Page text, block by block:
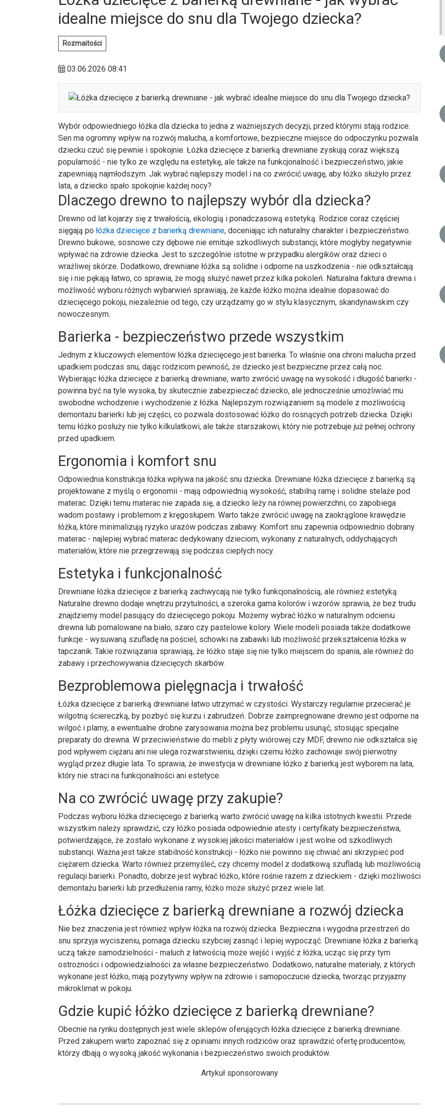
idealne miejsce do snu dla Twojego dziecka?
Rozmaitości
03.06.2026 08:41
Wybór odpowiedniego łóżka dla dziecka to jedna z ważniejszych decyzji, przed którymi stają rodzice.
Sen ma ogromny wpływ na rozwój malucha, a komfortowe, bezpieczne miejsce do odpoczynku pozwala
dziecku czuć się pewnie i spokojnie. Łóżka dziecięce z barierką drewniane zyskują coraz większą
popularność - nie tylko ze względu na estetykę, ale także na funkcjonalność i bezpieczeństwo, jakie
zapewniają najmłodszym. Jak wybrać najlepszy model i na co zwrócić uwagę, aby łóżko służyło przez
lata, a dziecko spało spokojnie każdej nocy?
Dlaczego drewno to najlepszy wybór dla dziecka?
Drewno od lat kojarzy się z trwałością, ekologią i ponadczasową estetyką. Rodzice coraz częściej
sięgają po łóżka dziecięce z barierką drewniane, doceniając ich naturalny charakter i bezpieczeństwo.
Drewno bukowe, sosnowe czy dębowe nie emituje szkodliwych substancji, które mogłyby negatywnie
wpływać na zdrowie dziecka. Jest to szczególnie istotne w przypadku alergików oraz dzieci o
wrażliwej skórze. Dodatkowo, drewniane łóżka są solidne i odporne na uszkodzenia - nie odkształcają
się i nie pękają łatwo, co sprawia, że mogą służyć nawet przez kilka pokoleń. Naturalna faktura drewna i
możliwość wyboru różnych wybarwień sprawiają, że każde łóżko można idealnie dopasować do
dziecięcego pokoju, niezależnie od tego, czy urządzamy go w stylu klasycznym, skandynawskim czy
nowoczesnym.
Barierka - bezpieczeństwo przede wszystkim
Jednym z kluczowych elementów łóżka dziecięcego jest barierka. To właśnie ona chroni malucha przed
upadkiem podczas snu, dając rodzicom pewność, że dziecko jest bezpieczne przez całą noc.
Wybierając łóżka dziecięce z barierką drewniane, warto zwrócić uwagę na wysokość i długość barierki -
powinna być na tyle wysoka, by skutecznie zabezpieczać dziecko, ale jednocześnie umożliwiać mu
swobodne wchodzenie i wychodzenie z łóżka. Najlepszym rozwiązaniem są modele z możliwością
demontażu barierki lub jej części, co pozwala dostosować łóżko do rosnących potrzeb dziecka. Dzięki
temu łóżko posłuży nie tylko kilkulatkowi, ale także starszakowi, który nie potrzebuje już pełnej ochrony
przed upadkiem.
Ergonomia i komfort snu
Odpowiednia konstrukcja łóżka wpływa na jakość snu dziecka. Drewniane łóżka dziecięce z barierką są
projektowane z myślą o ergonomii - mają odpowiednią wysokość, stabilną ramę i solidne stelaże pod
materac. Dzięki temu materac nie zapada się, a dziecko leży na równej powierzchni, co zapobiega
wadom postawy i problemom z kręgosłupem. Warto także zwrócić uwagę na zaokrąglone krawędzie
łóżka, które minimalizują ryzyko urazów podczas zabawy. Komfort snu zapewnia odpowiednio dobrany
materac - najlepiej wybrać materac dedykowany dzieciom, wykonany z naturalnych, oddychających
materiałów, które nie przegrzewają się podczas ciepłych nocy.
Estetyka i funkcjonalność
Drewniane łóżka dziecięce z barierką zachwycają nie tylko funkcjonalnością, ale również estetyką.
Naturalne drewno dodaje wnętrzu przytulności, a szeroka gama kolorów i wzorów sprawia, że bez trudu
znajdziemy model pasujący do dziecięcego pokoju. Możemy wybrać łóżko w naturalnym odcieniu
drewna lub pomalowane na biało, szaro czy pastelowe kolory. Wiele modeli posiada także dodatkowe
funkcje - wysuwaną szufladę na pościel, schowki na zabawki lub możliwość przekształcenia łóżka w
tapczanik. Takie rozwiązania sprawiają, że łóżko staje się nie tylko miejscem do spania, ale również do
zabawy i przechowywania dziecięcych skarbów.
Bezproblemowa pielęgnacja i trwałość
Łóżka dziecięce z barierką drewniane łatwo utrzymać w czystości. Wystarczy regularnie przecierać je
wilgotną ściereczką, by pozbyć się kurzu i zabrudzeń. Dobrze zaimpregnowane drewno jest odporne na
wilgoć i plamy, a ewentualne drobne zarysowania można bez problemu usunąć, stosując specjalne
preparaty do drewna. W przeciwieństwie do mebli z płyty wiórowej czy MDF, drewno nie odkształca się
pod wpływem ciężaru ani nie ulega rozwarstwieniu, dzięki czemu łóżko zachowuje swój pierwotny
wygląd przez długie lata. To sprawia, że inwestycja w drewniane łóżko z barierką jest wyborem na lata,
który nie straci na funkcjonalności ani estetyce.
Na co zwrócić uwagę przy zakupie?
Podczas wyboru łóżka dziecięcego z barierką warto zwrócić uwagę na kilka istotnych kwestii. Przede
wszystkim należy sprawdzić, czy łóżko posiada odpowiednie atesty i certyfikaty bezpieczeństwa,
potwierdzające, że zostało wykonane z wysokiej jakości materiałów i jest wolne od szkodliwych
substancji. Ważna jest także stabilność konstrukcji - łóżko nie powinno się chwiać ani skrzypieć pod
ciężarem dziecka. Warto również przemyśleć, czy chcemy model z dodatkową szufladą lub możliwością
regulacji barierki. Ponadto, dobrze jest wybrać łóżko, które rośnie razem z dzieckiem - dzięki możliwości
demontażu barierki lub przedłużenia ramy, łóżko może służyć przez wiele lat.
Łóżka dziecięce z barierką drewniane a rozwój dziecka
Nie bez znaczenia jest również wpływ łóżka na rozwój dziecka. Bezpieczna i wygodna przestrzeń do
snu sprzyja wyciszeniu, pomaga dziecku szybciej zasnąć i lepiej wypocząć. Drewniane łóżka z barierką
uczą także samodzielności - maluch z łatwością może wejść i wyjść z łóżka, ucząc się przy tym
ostrożności i odpowiedzialności za własne bezpieczeństwo. Dodatkowo, naturalne materiały, z których
wykonane jest łóżko, mają pozytywny wpływ na zdrowie i samopoczucie dziecka, tworząc przyjazny
mikroklimat w pokoju.
Gdzie kupić łóżko dziecięce z barierką drewniane?
Obecnie na rynku dostępnych jest wiele sklepów oferujących łóżka dziecięce z barierką drewniane.
Przed zakupem warto zapoznać się z opiniami innych rodziców oraz sprawdzić ofertę producentów,
którzy dbają o wysoką jakość wykonania i bezpieczeństwo swoich produktów.
Artykuł sponsorowany